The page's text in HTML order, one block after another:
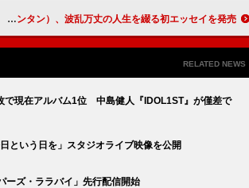
小春（チャラン・ポ・ランタン）、波乱万丈の人生を綴る初エッセイを発売
RELATED NEWS
で現在アルバム1位 中島健人『IDOL1ST』が僅差で
という日を」スタジオライブ映像を公開
ーズ・ララバイ」先行配信開始